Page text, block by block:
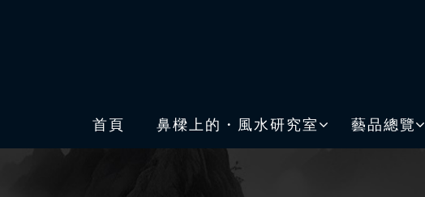
首頁 鼻樑上的・風水研究室 藝品總覽